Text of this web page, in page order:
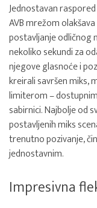
Jednostavan
AVB mrežom
postavljanje odličnog
nekoliko sekundi za
njegove glasnoće i
kreirali savršen miks,
limiterom –
sabirnici. Najbolje od
postavljenih miks
trenutno pozivanje,
jednostavnim.
Impresivna